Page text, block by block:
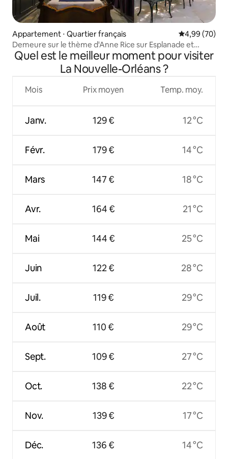
Appartement ⋅ Quartier français Évaluation
4,99 (70)
Demeure sur le thème d'Anne Rice sur Esplanade et
Bourbon St
Quel est le meilleur moment pour visiter
La Nouvelle-Orléans ?
Mois
Janv.
Févr.
Mars
Avr.
Mai
Juin
Juil.
Août
Sept.
Oct.
Nov.
Déc.
Prix moyen
129 €
179 €
147 €
164 €
144 €
122 €
119 €
110 €
109 €
138 €
139 €
136 €
Temp. moy.
12 °C
14 °C
18 °C
21 °C
25 °C
28 °C
29 °C
29 °C
27 °C
22 °C
17 °C
14 °C